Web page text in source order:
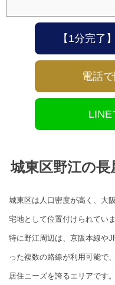
【1分完了
電話
LINE
城東区野江の長
城東区は人口密度が高く、大
宅地として位置付けられていま
特に野江周辺は、京阪本線や
った複数の路線が利用可能で
居住ニーズを誇るエリアです。